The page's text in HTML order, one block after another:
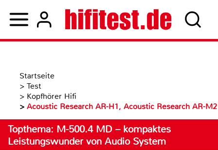
Startseite
> Test
> Kopfhörer Hifi
> Acoustic Research AR-H1, Acoustic Research AR-M2
Topthema: M-500.4 MD – kompaktes
Leistungswunder von Audio System